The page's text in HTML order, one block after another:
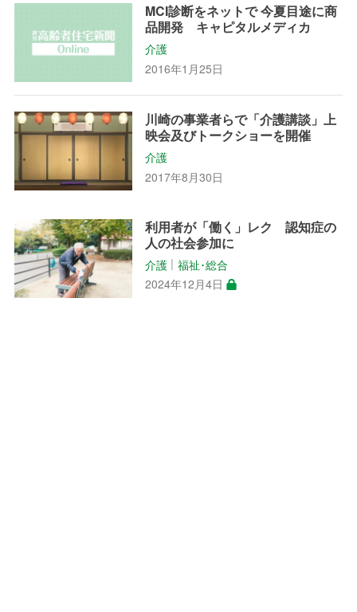
MCI診断をネットで 今夏目途に商
品開発 キャピタルメディカ
介護
2016年1月25日
川崎の事業者らで「介護講談」上
映会及びトークショーを開催
介護
2017年8月30日
利用者が「働く」レク 認知症の
人の社会参加に
介護 │福祉･総合
2024年12月4日